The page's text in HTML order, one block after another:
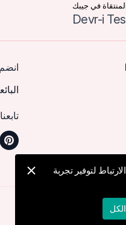
في جيبك
تابعنا
لتوفير تجربة